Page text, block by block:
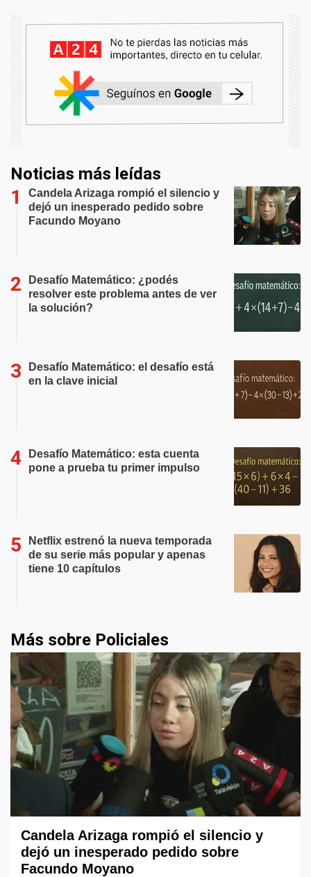
Noticias más leídas
Candela Arizaga rompió el silencio y
dejó un inesperado pedido sobre
Facundo Moyano
Desafío Matemático: ¿podés
resolver este problema antes de ver
la solución?
Desafío Matemático: el desafío está
en la clave inicial
Desafío Matemático: esta cuenta
pone a prueba tu primer impulso
Netflix estrenó la nueva temporada
de su serie más popular y apenas
tiene 10 capítulos
Más sobre Policiales
Candela Arizaga rompió el silencio y
dejó un inesperado pedido sobre
Facundo Moyano